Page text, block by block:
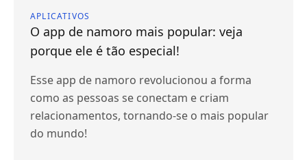
APLICATIVOS
O app de namoro mais popular: veja
porque ele é tão especial!
Esse app de namoro revolucionou a forma
como as pessoas se conectam e criam
relacionamentos, tornando-se o mais popular
do mundo!